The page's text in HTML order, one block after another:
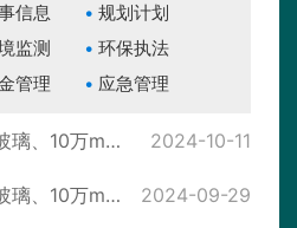
信息
规划计划
监测
环保执法
管理 应急管理
关于年产8万m²钢化玻璃、10万m²中空玻璃、2400张铝合金玻璃门建设项目环境影响报告表的批复 2024-10-11
关于年产8万m²钢化玻璃、10万m²中空玻璃、2400张铝合金玻璃门建设项目环境影响报告表拟进行审查的公示 2024-09-29